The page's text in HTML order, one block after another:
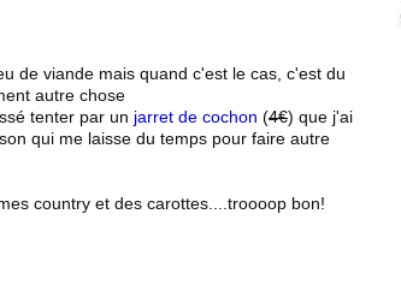
de viande mais quand c'est le cas, c'est du
autre chose
tenter par un jarret de cochon (4€) que j'ai
qui me laisse du temps pour faire autre
country et des carottes....troooop bon!